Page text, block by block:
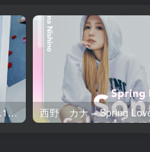
西野 カナ – 君のせい【44.1kHz／16bit】日本区